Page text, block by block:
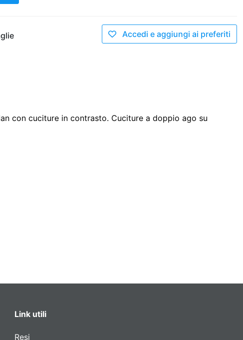
Accedi e aggiungi ai preferiti
con cuciture in contrasto. Cuciture a doppio ago su
Link utili
Resi